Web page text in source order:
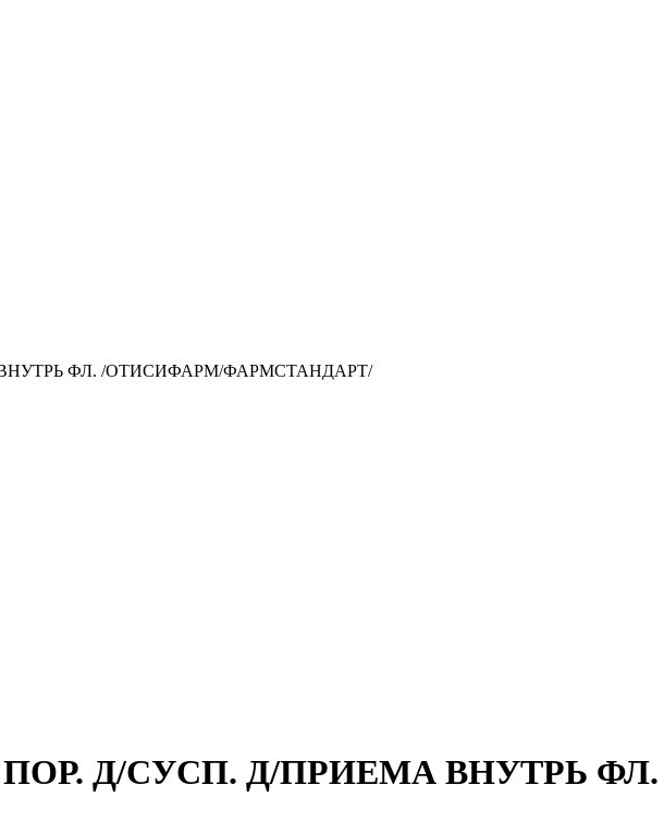
ФЛ. /ОТИСИФАРМ/ФАРМСТАНДАРТ/
ПОР. Д/СУСП. Д/ПРИЕМА ВНУТРЬ